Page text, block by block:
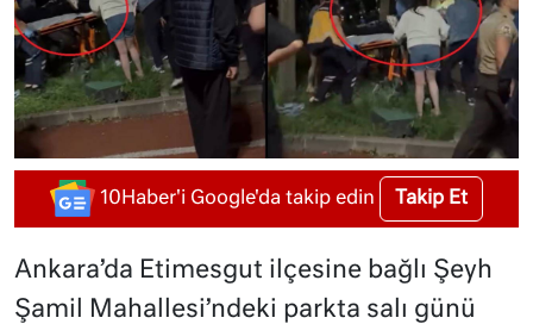
10Haber'i Google'da takip edin Takip Et
Ankara’da Etimesgut ilçesine bağlı Şeyh
Şamil Mahallesi’ndeki parkta salı günü